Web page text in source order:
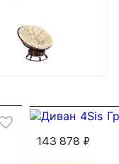
143 878 ₽